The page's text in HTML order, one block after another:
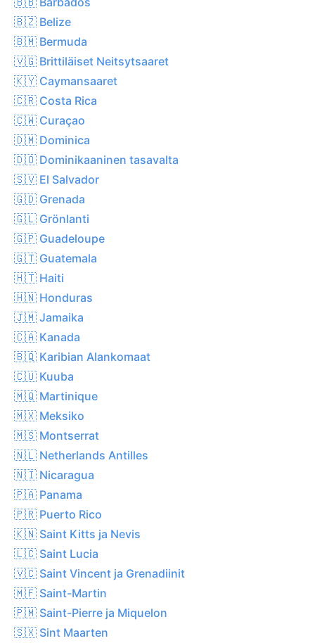
🇧🇿 Belize
🇧🇲 Bermuda
🇻🇬 Brittiläiset Neitsytsaaret
🇰🇾 Caymansaaret
🇨🇷 Costa Rica
🇨🇼 Curaçao
🇩🇲 Dominica
🇩🇴 Dominikaaninen tasavalta
🇸🇻 El Salvador
🇬🇩 Grenada
🇬🇱 Grönlanti
🇬🇵 Guadeloupe
🇬🇹 Guatemala
🇭🇹 Haiti
🇭🇳 Honduras
🇯🇲 Jamaika
🇨🇦 Kanada
🇧🇶 Karibian Alankomaat
🇨🇺 Kuuba
🇲🇶 Martinique
🇲🇽 Meksiko
🇲🇸 Montserrat
🇳🇱 Netherlands Antilles
🇳🇮 Nicaragua
🇵🇦 Panama
🇵🇷 Puerto Rico
🇰🇳 Saint Kitts ja Nevis
🇱🇨 Saint Lucia
🇻🇨 Saint Vincent ja Grenadiinit
🇲🇫 Saint-Martin
🇵🇲 Saint-Pierre ja Miquelon
🇸🇽 Sint Maarten